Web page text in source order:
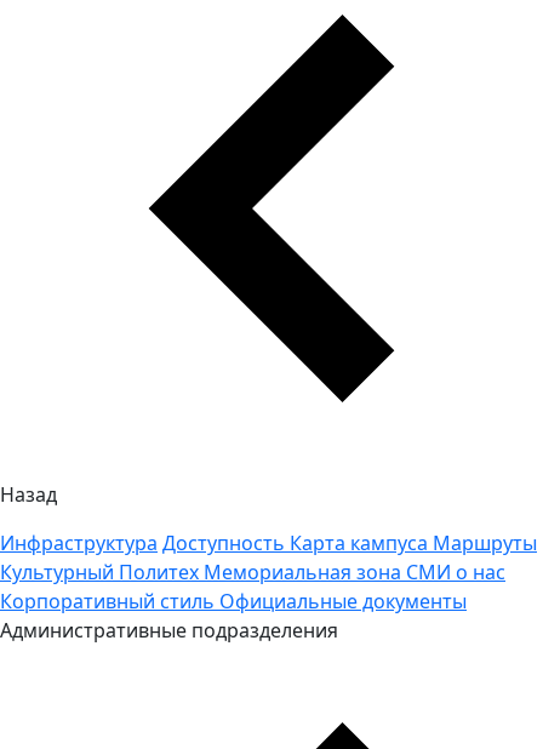
Назад
Инфраструктура Доступность Карта кампуса Маршруты
Культурный Политех Мемориальная зона СМИ о нас
Корпоративный стиль Официальные документы
Административные подразделения